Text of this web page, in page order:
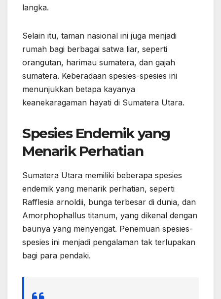
langka.
Selain itu, taman nasional ini juga menjadi
rumah bagi berbagai satwa liar, seperti
orangutan, harimau sumatera, dan gajah
sumatera. Keberadaan spesies-spesies ini
menunjukkan betapa kayanya
keanekaragaman hayati di Sumatera Utara.
Spesies Endemik yang
Menarik Perhatian
Sumatera Utara memiliki beberapa spesies
endemik yang menarik perhatian, seperti
Rafflesia arnoldii, bunga terbesar di dunia, dan
Amorphophallus titanum, yang dikenal dengan
baunya yang menyengat. Penemuan spesies-
spesies ini menjadi pengalaman tak terlupakan
bagi para pendaki.